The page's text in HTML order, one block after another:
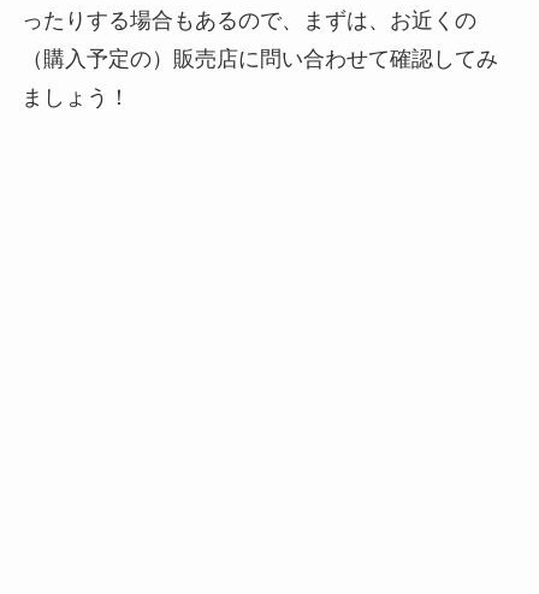
ったりする場合もあるので、まずは、お近くの
（購入予定の）販売店に問い合わせて確認してみ
ましょう！